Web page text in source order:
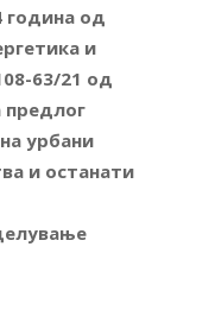
година од
и
63/21 од
предлог
урбани
и останати